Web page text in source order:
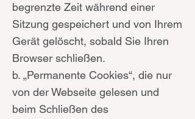
begrenzte Zeit während einer
Sitzung gespeichert und von Ihrem
Gerät gelöscht, sobald Sie Ihren
Browser schließen.
b. „Permanente Cookies“, die nur
von der Webseite gelesen und
beim Schließen des